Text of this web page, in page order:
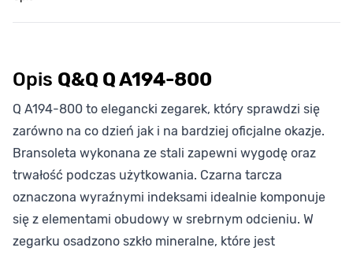
Opis Q&Q Q A194-800
Q A194-800 to elegancki zegarek, który sprawdzi się
zarówno na co dzień jak i na bardziej oficjalne okazje.
Bransoleta wykonana ze stali zapewni wygodę oraz
trwałość podczas użytkowania. Czarna tarcza
oznaczona wyraźnymi indeksami idealnie komponuje
się z elementami obudowy w srebrnym odcieniu. W
zegarku osadzono szkło mineralne, które jest